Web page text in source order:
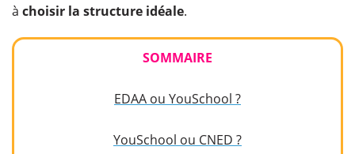
à choisir la structure idéale.
SOMMAIRE
EDAA ou YouSchool ?
YouSchool ou CNED ?